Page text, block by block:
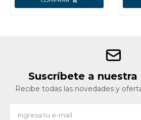
Suscríbete a
Recibe todas las novedades y